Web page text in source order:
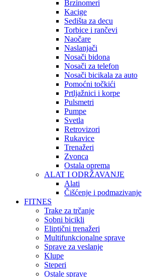
Brzinomeri
Kacige
Sedišta za decu
Torbice i rančevi
Naočare
Naslanjači
Nosači bidona
Nosači za telefon
Nosači bicikala za auto
Pomoćni točkići
Prtljažnici i korpe
Pulsmetri
Pumpe
Svetla
Retrovizori
Rukavice
Trenažeri
Zvonca
Ostala oprema
ALAT I ODRŽAVANJE
Alati
Čišćenje i podmazivanje
FITNES
Trake za trčanje
Sobni bicikli
Eliptični trenažeri
Multifunkcionalne sprave
Sprave za veslanje
Klupe
Steperi
Ostale sprave